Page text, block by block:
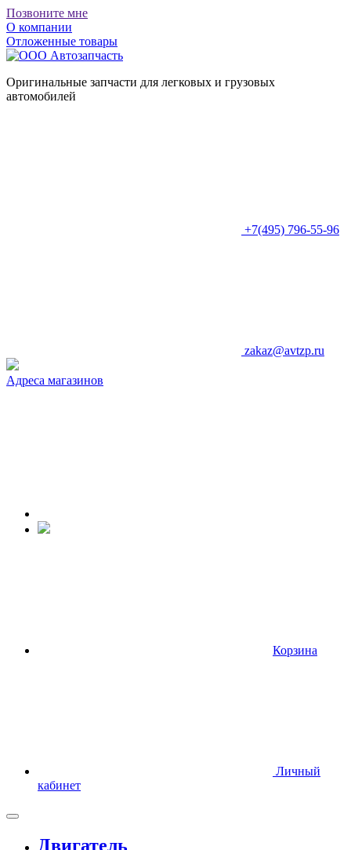
Позвоните мне
О компании
Отложенные товары
Оригинальные запчасти для легковых и грузовых
автомобилей
+7(495) 796-55-96
zakaz@avtzp.ru
Адреса магазинов
Корзина
Личный
кабинет
Двигатель